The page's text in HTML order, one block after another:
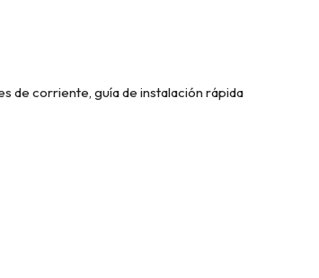
de corriente, guía de instalación rápida